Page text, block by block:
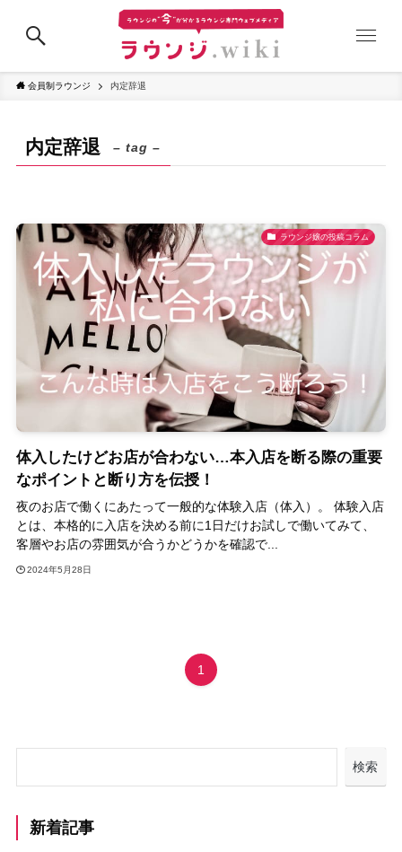
会員制ラウンジ 内定辞退
内定辞退 – tag –
ラウンジ嬢の投稿コラム
体入したけどお店が合わない…本入店を断る際の重要
なポイントと断り方を伝授！
夜のお店で働くにあたって一般的な体験入店（体入）。 体験入店
とは、本格的に入店を決める前に1日だけお試しで働いてみて、
客層やお店の雰囲気が合うかどうかを確認で...
2024年5月28日
1
検索
新着記事